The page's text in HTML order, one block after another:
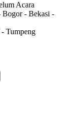
Acara
Bogor - Bekasi -
Tumpeng